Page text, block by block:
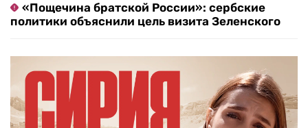
«Пощечина братской России»: сербские
политики объяснили цель визита Зеленского